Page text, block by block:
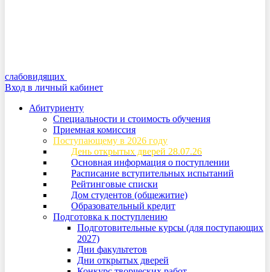
слабовидящих
Вход в личный кабинет
Абитуриенту
Специальности и стоимость обучения
Приемная комиссия
Поступающему в 2026 году
День открытых дверей 28.07.26
Основная информация о поступлении
Расписание вступительных испытаний
Рейтинговые списки
Дом студентов (общежитие)
Образовательный кредит
Подготовка к поступлению
Подготовительные курсы (для поступающих
2027)
Дни факультетов
Дни открытых дверей